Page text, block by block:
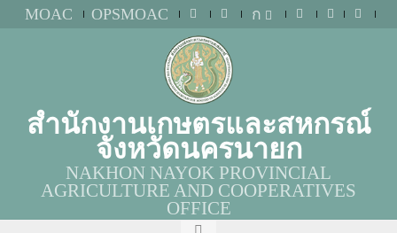
MOAC OPSMOAC ก
สำนักงานเกษตรและสหกรณ์
จังหวัดนครนายก
NAKHON NAYOK PROVINCIAL
AGRICULTURE AND COOPERATIVES
OFFICE